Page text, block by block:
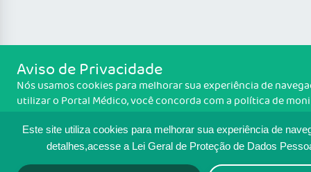
Este site utiliza cookies para melhorar sua experiência de
detalhes,acesse a Lei Geral de Proteção de Dados
Aviso de Privacidade
Nós usamos cookies para melhorar sua experiência de
utilizar o Portal Médico, você concorda com a política de
cookies. Se você concorda, clique em ACEITO.